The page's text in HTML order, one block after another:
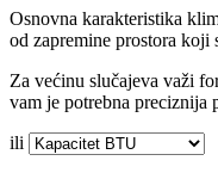
Osnovna karakteristika
od zapremine prostora koji
Za većinu slučajeva važi
vam je potrebna preciznija
ili